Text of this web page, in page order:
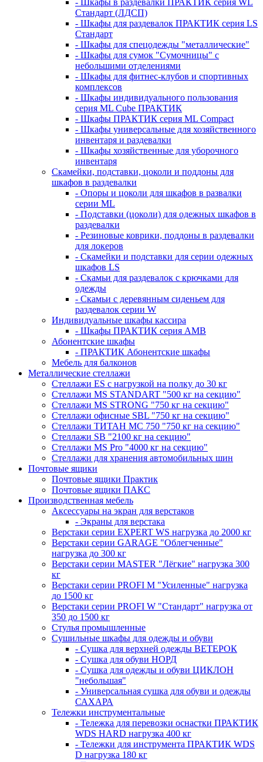
- Шкафы в раздевалки ПРАКТИК серия WL
Стандарт (ЛДСП)
- Шкафы для раздевалок ПРАКТИК серия LS
Стандарт
- Шкафы для спецодежды "металлические"
- Шкафы для сумок "Сумочницы" с
небольшими отделениями
- Шкафы для фитнес-клубов и спортивных
комплексов
- Шкафы индивидуального пользования
серия ML Cube ПРАКТИК
- Шкафы ПРАКТИК серия ML Compact
- Шкафы универсальные для хозяйственного
инвентаря и раздевалки
- Шкафы хозяйственные для уборочного
инвентаря
Скамейки, подставки, цоколи и поддоны для
шкафов в раздевалки
- Опоры и цоколи для шкафов в развалки
серии ML
- Подставки (цоколи) для одежных шкафов в
раздевалки
- Резиновые коврики, поддоны в раздевалки
для локеров
- Скамейки и подставки для серии одежных
шкафов LS
- Скамьи для раздевалок с крючками для
одежды
- Скамьи с деревянным сиденьем для
раздевалок серии W
Индивидуальные шкафы кассира
- Шкафы ПРАКТИК серия AMB
Абонентские шкафы
- ПРАКТИК Абонентские шкафы
Мебель для балконов
Металлические стеллажи
Стеллажи ES с нагрузкой на полку до 30 кг
Стеллажи MS STANDART "500 кг на секцию"
Стеллажи MS STRONG "750 кг на секцию"
Стеллажи офисные SBL "750 кг на секцию"
Стеллажи ТИТАН МС 750 "750 кг на секцию"
Стеллажи SB "2100 кг на секцию"
Стеллажи MS Pro "4000 кг на секцию"
Стеллажи для хранения автомобильных шин
Почтовые ящики
Почтовые ящики Практик
Почтовые ящики ПАКС
Производственная мебель
Аксессуары на экран для верстаков
- Экраны для верстака
Верстаки серии EXPERT WS нагрузка до 2000 кг
Верстаки серии GARAGE "Облегченные"
нагрузка до 300 кг
Верстаки серии MASTER "Лёгкие" нагрузка 300
кг
Верстаки серии PROFI M "Усиленные" нагрузка
до 1500 кг
Верстаки серии PROFI W "Стандарт" нагрузка от
350 до 1500 кг
Стулья промышленные
Сушильные шкафы для одежды и обуви
- Сушка для верхней одежды ВЕТЕРОК
- Сушка для обуви НОРД
- Сушка для одежды и обуви ЦИКЛОН
"небольшая"
- Универсальная сушка для обуви и одежды
САХАРА
Тележки инструментальные
- Тележка для перевозки оснастки ПРАКТИК
WDS HARD нагрузка 400 кг
- Тележки для инструмента ПРАКТИК WDS
D нагрузка 180 кг